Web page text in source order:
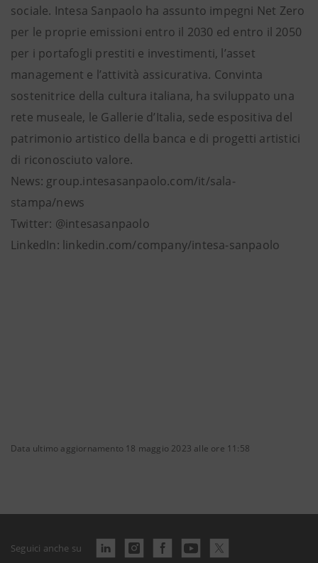
sociale. Intesa Sanpaolo ha assunto impegni Net Zero
per le proprie emissioni entro il 2030 ed entro il 2050
per i portafogli prestiti e investimenti, l’asset
management e l’attività assicurativa. Convinta
sostenitrice della cultura italiana, ha sviluppato una
rete museale, le Gallerie d’Italia, sede espositiva del
patrimonio artistico della banca e di progetti artistici
di riconosciuto valore.
News: group.intesasanpaolo.com/it/sala-
stampa/news
Twitter: @intesasanpaolo
LinkedIn: linkedin.com/company/intesa-sanpaolo
Data ultimo aggiornamento 18 maggio 2023 alle ore 11:58
Seguici anche su